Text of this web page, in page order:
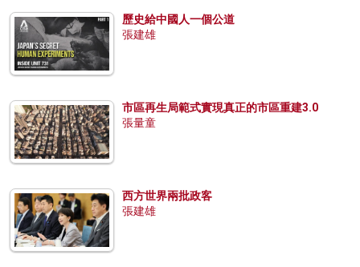
歷史給中國人一個公道
張建雄
市區再生局範式實現真正的市區重建3.0
張量童
西方世界兩批政客
張建雄